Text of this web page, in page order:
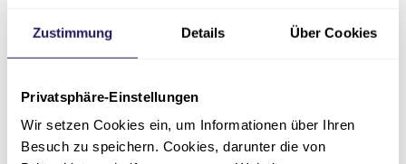
Zustimmung Details Über Cookies
Privatsphäre-Einstellungen
Wir setzen Cookies ein, um Informationen über Ihren
Besuch zu speichern. Cookies, darunter die von
Datenschutz*
Ich habe die
Datenschutzerklärung
zur Kenntnis genommen und bin damit